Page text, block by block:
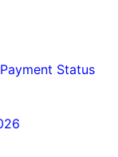
Status